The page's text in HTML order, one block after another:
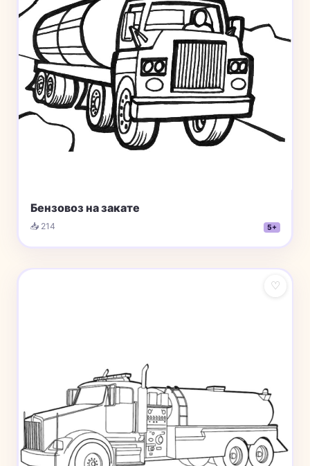
Бензовоз на закате
📥 214 5+
♡